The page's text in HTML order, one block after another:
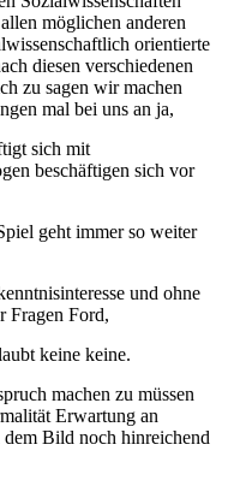
möglichen anderen
orientierte
diesen verschiedenen
zu sagen wir machen
mal bei uns an ja,
sich mit
beschäftigen sich vor
geht immer so weiter
und ohne
Fragen Ford,
keine keine.
machen zu müssen
Erwartung an
Bild noch hinreichend